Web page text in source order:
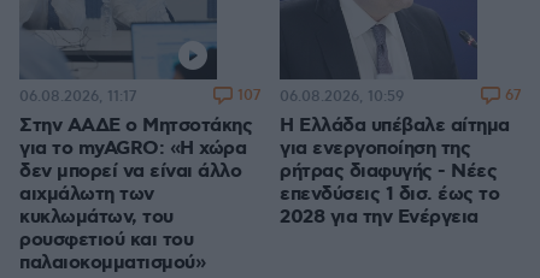
Στην ΑΑΔΕ ο Μητσοτάκης
για το myAGRO: «Η χώρα
δεν μπορεί να είναι άλλο
αιχμάλωτη των
κυκλωμάτων, του
ρουσφετιού και του
παλαιοκομματισμού»
06.08.2026, 11:17 107
Η Ελλάδα υπέβαλε αίτημα
για ενεργοποίηση της
ρήτρας διαφυγής - Νέες
επενδύσεις 1 δισ. έως το
2028 για την Ενέργεια
06.08.2026, 10:59 67